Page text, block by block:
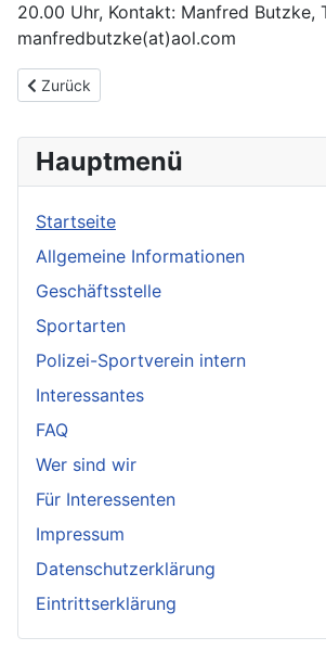
20.00 Uhr, Kontakt: Manfred Butzke,
manfredbutzke(at)aol.com
Previous article: Öffnungszeiten der
Zurück
Hauptmenü
Startseite
Allgemeine Informationen
Geschäftsstelle
Sportarten
Polizei-Sportverein intern
Interessantes
FAQ
Wer sind wir
Für Interessenten
Impressum
Datenschutzerklärung
Eintrittserklärung